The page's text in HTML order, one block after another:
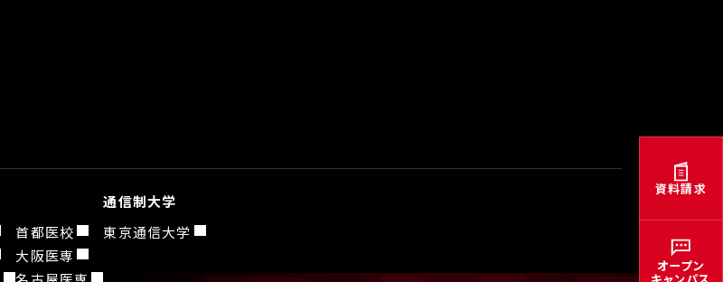
資料請求
オープン
首都医校
大阪医専
通信制大学
東京通信大学